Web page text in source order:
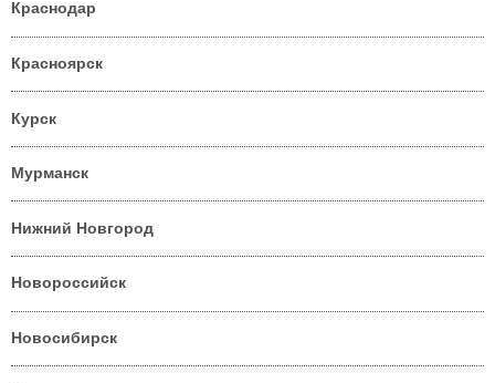
Краснодар
Красноярск
Курск
Мурманск
Нижний Новгород
Новороссийск
Новосибирск